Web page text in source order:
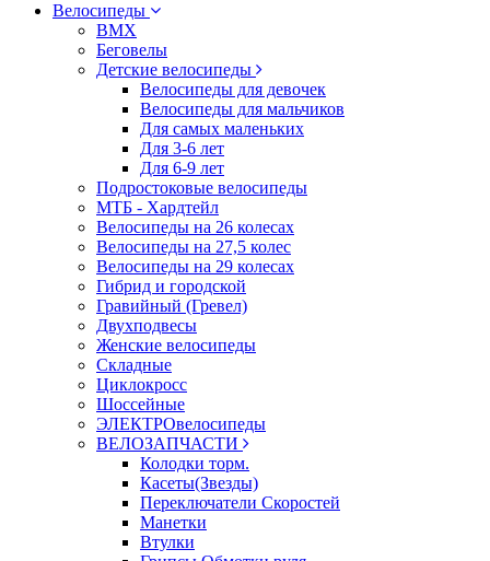
Велосипеды
BMX
Беговелы
Детские велосипеды
Велосипеды для девочек
Велосипеды для мальчиков
Для самых маленьких
Для 3-6 лет
Для 6-9 лет
Подростоковые велосипеды
МТБ - Хардтейл
Велосипеды на 26 колесах
Велосипеды на 27,5 колес
Велосипеды на 29 колесах
Гибрид и городской
Гравийный (Гревел)
Двухподвесы
Женские велосипеды
Складные
Циклокросс
Шоссейные
ЭЛЕКТРОвелосипеды
ВЕЛОЗАПЧАСТИ
Колодки торм.
Касеты(Звезды)
Переключатели Скоростей
Манетки
Втулки